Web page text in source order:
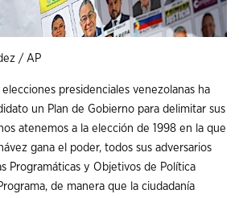
/ AP
presidenciales venezolanas ha
un Plan de Gobierno para delimitar sus
atenemos a la elección de 1998 en la que
gana el poder, todos sus adversarios
Programáticas y Objetivos de Política
de manera que la ciudadanía